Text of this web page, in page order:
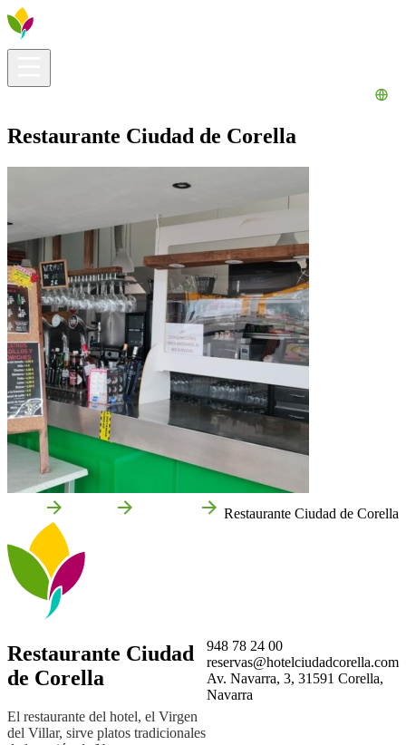
Restaurante Ciudad de Corella
Restaurante Ciudad de Corella
Restaurante Ciudad
de Corella
El restaurante del hotel, el Virgen
del Villar, sirve platos tradicionales
948 78 24 00
reservas@hotelciudadcorella.com
Av. Navarra, 3, 31591 Corella,
Navarra